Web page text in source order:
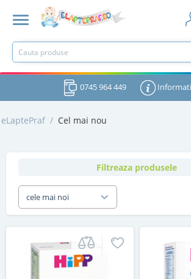
0745 964 449
eLaptePraf / Cel mai nou
Filtreaza produsele
cele mai noi